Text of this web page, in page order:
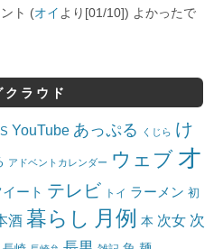
ト (オイ より[01/10]) よかったで
クラウド
YouTube あっぷる くじら け
アドベントカレンダー ウェブ オ
イート テレビ トイ ラーメン 初
酒 暮らし 月例 本 次女 次